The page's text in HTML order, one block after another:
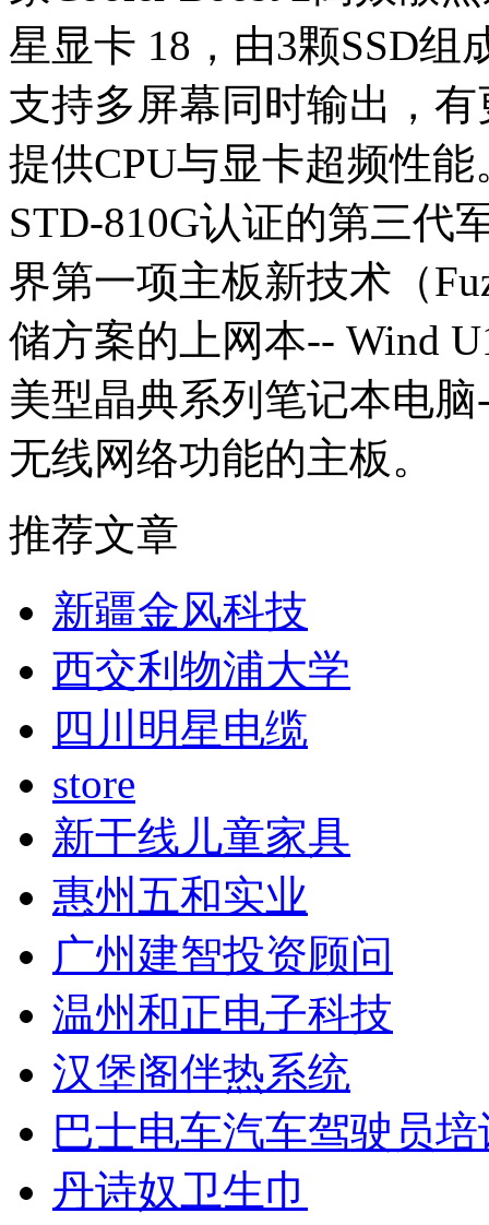
星显卡 18，由3颗SSD组
支持多屏幕同时输出，
提供CPU与显卡超频性
STD-810G认证的第三代
界第一项主板新技术（
储方案的上网本-- Wind
美型晶典系列笔记本电
无线网络功能的主板。
推荐文章
新疆金风科技
西交利物浦大学
四川明星电缆
store
新干线儿童家具
惠州五和实业
广州建智投资顾问
温州和正电子科技
汉堡阁伴热系统
巴士电车汽车驾驶员培
丹诗奴卫生巾